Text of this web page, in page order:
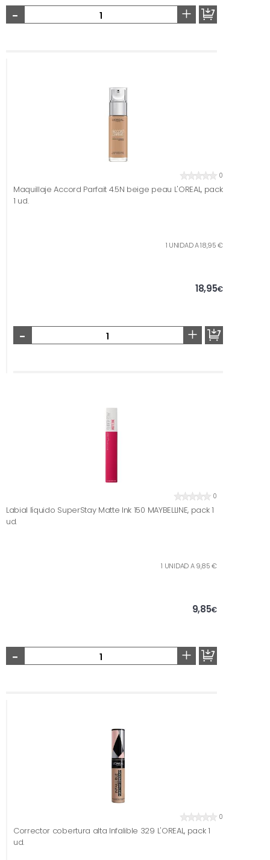
- +
0
Maquillaje Accord Parfait 4.5N beige peau L'OREAL, pack
1 ud.
1 UNIDAD A 18,95 €
18,95€
- +
0
Labial líquido SuperStay Matte Ink 150 MAYBELLINE, pack 1
ud.
1 UNIDAD A 9,85 €
9,85€
- +
0
Corrector cobertura alta Infalible 329 L'OREAL, pack 1
ud.